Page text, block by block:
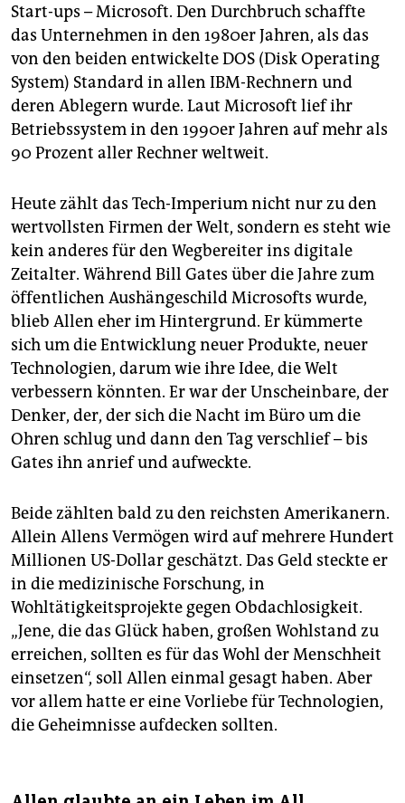
Start-ups – Microsoft. Den Durchbruch schaffte
das Unternehmen in den 1980er Jahren, als das
von den beiden entwickelte DOS (Disk Operating
System) Standard in allen IBM-Rechnern und
deren Ablegern wurde. Laut Microsoft lief ihr
Betriebssystem in den 1990er Jahren auf mehr als
90 Prozent aller Rechner weltweit.
Heute zählt das Tech-Imperium nicht nur zu den
wertvollsten Firmen der Welt, sondern es steht wie
kein anderes für den Wegbereiter ins digitale
Zeitalter. Während Bill Gates über die Jahre zum
öffentlichen Aushängeschild Microsofts wurde,
blieb Allen eher im Hintergrund. Er kümmerte
sich um die Entwicklung neuer Produkte, neuer
Technologien, darum wie ihre Idee, die Welt
verbessern könnten. Er war der Unscheinbare, der
Denker, der, der sich die Nacht im Büro um die
Ohren schlug und dann den Tag verschlief – bis
Gates ihn anrief und aufweckte.
Beide zählten bald zu den reichsten Amerikanern.
Allein Allens Vermögen wird auf mehrere Hundert
Millionen US-Dollar geschätzt. Das Geld steckte er
in die medizinische Forschung, in
Wohltätigkeitsprojekte gegen Obdachlosigkeit.
„Jene, die das Glück haben, großen Wohlstand zu
erreichen, sollten es für das Wohl der Menschheit
einsetzen“, soll Allen einmal gesagt haben. Aber
vor allem hatte er eine Vorliebe für Technologien,
die Geheimnisse aufdecken sollten.